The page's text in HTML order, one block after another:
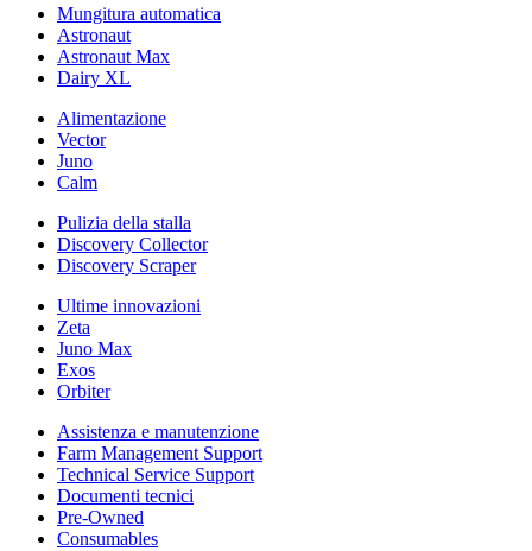
Mungitura automatica
Astronaut
Astronaut Max
Dairy XL
Alimentazione
Vector
Juno
Calm
Pulizia della stalla
Discovery Collector
Discovery Scraper
Ultime innovazioni
Zeta
Juno Max
Exos
Orbiter
Assistenza e manutenzione
Farm Management Support
Technical Service Support
Documenti tecnici
Pre-Owned
Consumables